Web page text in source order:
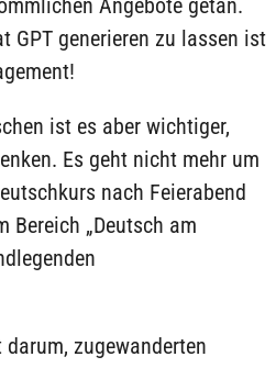
Angebote getan.
GPT generieren zu lassen ist
ist es aber wichtiger,
Es geht nicht mehr um
nach Feierabend
Bereich „Deutsch am
zugewanderten